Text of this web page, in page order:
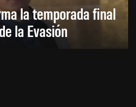
la temporada final
la Evasión